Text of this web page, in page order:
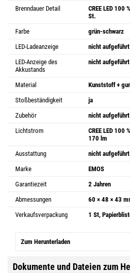
Brenndauer Detail
CREE LED 100
St.
Farbe
grün-schwarz
LED-Ladeanzeige
nicht aufgeführt
LED-Anzeige des
Akkustands
nicht aufgeführt
Material
Kunststoff +
Stoßbeständigkeit
ja
Zubehör
nicht aufgeführt
Lichtstrom
CREE LED 100
170 lm
Ausstattung
nicht aufgeführt
Marke
EMOS
Garantiezeit
2 Jahren
Abmessungen
60 × 48 × 43
Verkaufsverpackung
1 St,
Zum Herunterladen
Dokumente und Dateien zum